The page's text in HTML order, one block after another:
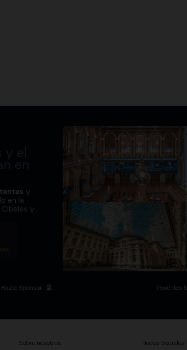
y el
en
y
en la
Cibeles y
Hazte Sponsor Ponentes
Sobre nosotros
Redes Sociales